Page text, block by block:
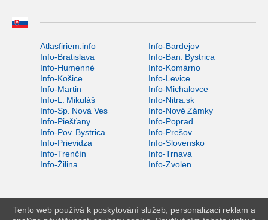
Atlasfiriem.info
Info-Bardejov
Info-Bratislava
Info-Ban. Bystrica
Info-Humenné
Info-Komárno
Info-Košice
Info-Levice
Info-Martin
Info-Michalovce
Info-L. Mikuláš
Info-Nitra.sk
Info-Sp. Nová Ves
Info-Nové Zámky
Info-Piešťany
Info-Poprad
Info-Pov. Bystrica
Info-Prešov
Info-Prievidza
Info-Slovensko
Info-Trenčín
Info-Trnava
Info-Žilina
Info-Zvolen
Tento web používá k poskytování služeb, personalizaci reklam a